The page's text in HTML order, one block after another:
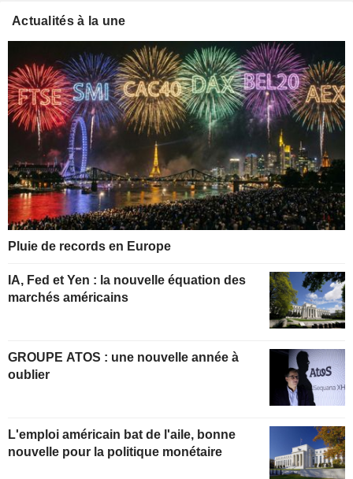
Actualités à la une
Pluie de records en Europe
IA, Fed et Yen : la nouvelle équation des
marchés américains
GROUPE ATOS : une nouvelle année à
oublier
L'emploi américain bat de l'aile, bonne
nouvelle pour la politique monétaire